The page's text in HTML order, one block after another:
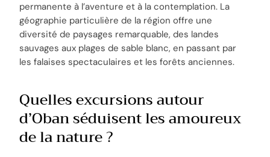
permanente à l’aventure et à la contemplation. La
géographie particulière de la région offre une
diversité de paysages remarquable, des landes
sauvages aux plages de sable blanc, en passant par
les falaises spectaculaires et les forêts anciennes.
Quelles excursions autour
d’Oban séduisent les amoureux
de la nature ?